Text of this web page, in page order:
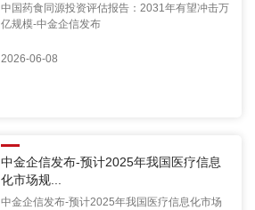
中国药食同源投资评估报告：2031年有望冲击万
亿规模-中金企信发布
2026-06-08
中金企信发布-预计2025年我国医疗信息
化市场规...
中金企信发布-预计2025年我国医疗信息化市场